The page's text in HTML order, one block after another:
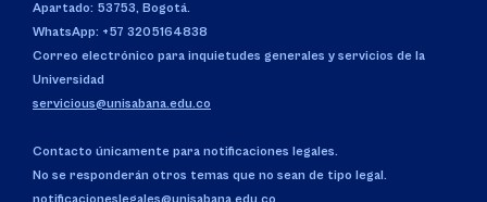
Apartado: 53753, Bogotá.
WhatsApp: +57 3205164838
Correo electrónico para inquietudes generales y servicios de la
Universidad
servicious@unisabana.edu.co
Contacto únicamente para notificaciones legales.
No se responderán otros temas que no sean de tipo legal.